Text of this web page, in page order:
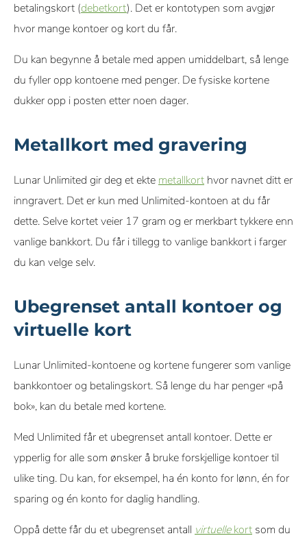
betalingskort (debetkort). Det er kontotypen som avgjør
hvor mange kontoer og kort du får.
Du kan begynne å betale med appen umiddelbart, så lenge
du fyller opp kontoene med penger. De fysiske kortene
dukker opp i posten etter noen dager.
Metallkort med gravering
Lunar Unlimited gir deg et ekte metallkort hvor navnet ditt er
inngravert. Det er kun med Unlimited-kontoen at du får
dette. Selve kortet veier 17 gram og er merkbart tykkere enn
vanlige bankkort. Du får i tillegg to vanlige bankkort i farger
du kan velge selv.
Ubegrenset antall kontoer og
virtuelle kort
Lunar Unlimited-kontoene og kortene fungerer som vanlige
bankkontoer og betalingskort. Så lenge du har penger «på
bok», kan du betale med kortene.
Med Unlimited får et ubegrenset antall kontoer. Dette er
ypperlig for alle som ønsker å bruke forskjellige kontoer til
ulike ting. Du kan, for eksempel, ha én konto for lønn, én for
sparing og én konto for daglig handling.
Oppå dette får du et ubegrenset antall virtuellekort som du